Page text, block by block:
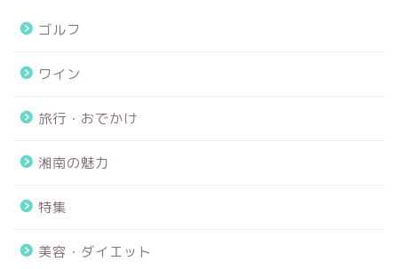
ゴルフ
ワイン
旅行・おでかけ
湘南の魅力
特集
美容・ダイエット